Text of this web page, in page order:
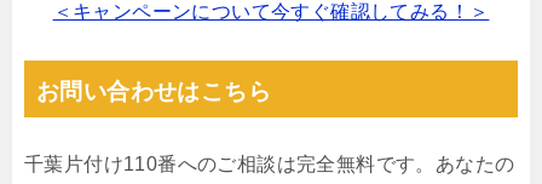
＜キャンペーンについて今すぐ確認してみる！＞
お問い合わせはこちら
千葉片付け110番へのご相談は完全無料です。あなたの